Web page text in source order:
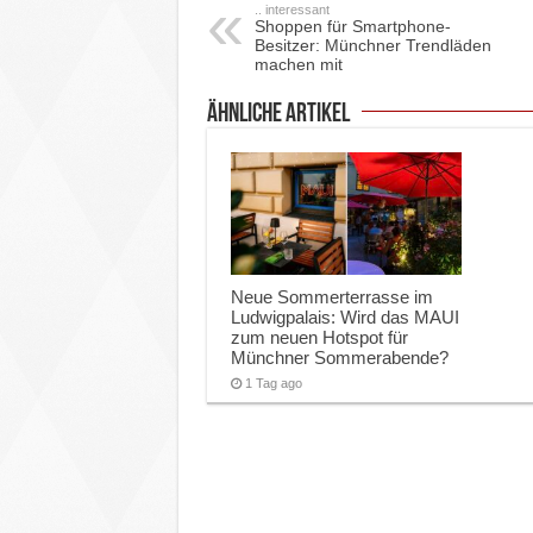
.. interessant
Shoppen für Smartphone-
Besitzer: Münchner Trendläden
machen mit
ähnliche Artikel
Neue Sommerterrasse im
Ludwigpalais: Wird das MAUI
zum neuen Hotspot für
Münchner Sommerabende?
1 Tag ago